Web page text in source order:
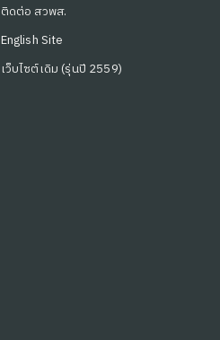
ติดต่อ สวพส.
English Site
เว็บไซต์เดิม (รุ่นปี 2559)